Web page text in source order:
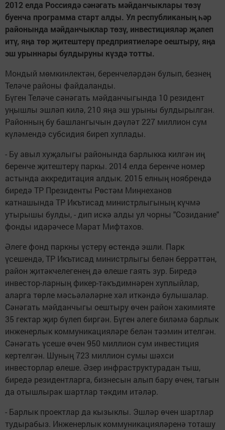
2012 елда Россиядә сәнәгать мәйданчыклары төзү
буенча программа старт алды. Ул республиканың һәр
районында мәйданчыклар төзү, инвестицияләр җәлеп
итү, яңа төр җитештерү предприятиеләре оештыру, яңа
эш урыннары булдыруны күздә тотты.
Мондый мөмкинлектән, беренчеләрдән булып, безнең
Теләче районы файдаланды.
Бүген Теләче сәнәгать мәйданчыгында 10 резидент
уңышлы эшләп килә, 210 яңа эш урыны булдырылган.
Районның бу башлангычын дәүләт 227 миллион сум
күләмендә субсидия биреп хуплады.
- Бу авыл хуҗалыгы районында барлыкка килгән иң
беренче җитештерү паркы. 2014 елда беренче номер
астында аккредитация алдык. 2015 елның ноябрендә
биредә ТР Президенты Рөстәм Миңнеханов
катнашында ТР Икътисад министрлыгының күчмә
утырышы булды, - дип искә алды ул чорны "Созидание"
фонды идарәчесе Марат Мифтахов.
Әлеге фонд паркны үстерү өстендә эшли. Парк
үсешендә, ТР Икътисад министрлыгы белән беррәттән,
район җитәкчелегенең дә өлеше гаять зур. Биредә
инвестор-ларның фикер-тәкъдимнәрен хуплыйлар,
аларга төрле мәсьәләләрне хәл иткәндә булышалар.
Сәнәгать мәйданчыгы оештыру өчен район хакимияте
35 гектар җир бүлеп биргән. Бүген әлеге биләмә барлык
инженерлык коммуникацияләре белән тәэмин ителгән.
Сәнәгать үсеше өчен 950 миллион сум инвестиция
кертелгән. Шуның 723 миллион сумы шәхси
инвесторлар өлеше. Әзер инфраструктурадан тыш,
биредә резидентларга, бизнесын алып бару өчен, тагын
да отышлырак шартлар тәкдим итәләр.
- Барлык проектлар да кызыклы. Эшләр өчен шартлар
тудырабыз. Инженерлык коммуникацияләренә тоташу